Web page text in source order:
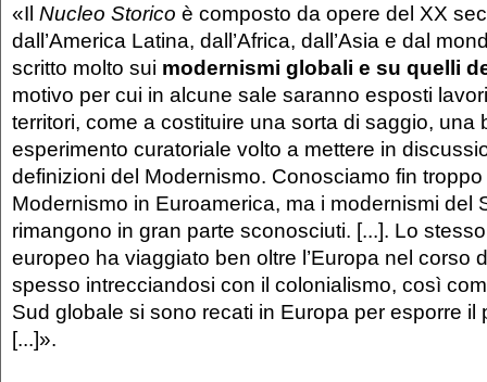
«Il Nucleo Storico è composto da opere del XX
dall’America Latina, dall’Africa, dall’Asia e dal
scritto molto sui modernismi globali e su quelli
motivo per cui in alcune sale saranno esposti
territori, come a costituire una sorta di saggio, una
esperimento curatoriale volto a mettere in
definizioni del Modernismo. Conosciamo fin
Modernismo in Euroamerica, ma i modernismi del
rimangono in gran parte sconosciuti. [...]. Lo
europeo ha viaggiato ben oltre l’Europa nel corso
spesso intrecciandosi con il colonialismo, così
Sud globale si sono recati in Europa per esporre il
[...]».